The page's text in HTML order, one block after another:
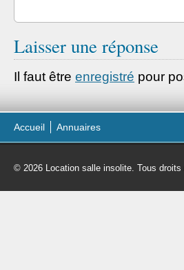
Laisser une réponse
Il faut être enregistré pour
Accueil Annuaires
© 2026 Location salle insolite. Tous droits